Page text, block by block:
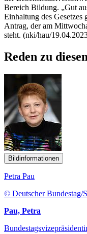
Bereich Bildung. „Gut
Einhaltung des Gesetzes
Antrag, der am
steht. (nki/hau/
Reden zu
Bildinformationen
Petra Pau
© Deutscher Bundestag/
Pau, Petra